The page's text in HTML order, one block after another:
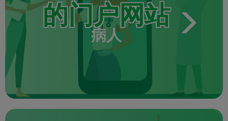
的门户网站
病人